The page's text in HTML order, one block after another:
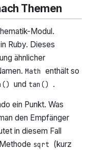
Themen
Modul.
Ruby. Dieses
ähnlicher
Math enthält so
und tan() .
ein Punkt. Was
den Empfänger
in diesem Fall
sqrt (kurz